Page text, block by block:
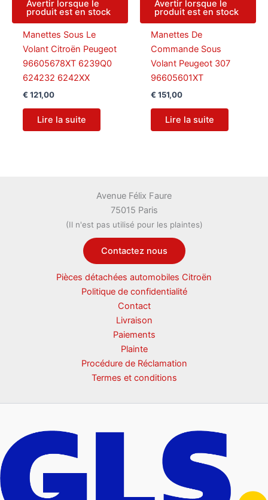
Avertir lorsque le
produit est en stock
Manettes Sous Le
Volant Citroën Peugeot
96605678XT 6239Q0
624232 6242XX
€ 121,00
Lire la suite
Avertir lorsque le
produit est en stock
Manettes De
Commande Sous
Volant Peugeot 307
96605601XT
€ 151,00
Lire la suite
Avenue Félix Faure
75015 Paris
(Il n'est pas utilisé pour les plaintes)
Contactez nous
Pièces détachées automobiles Citroën
Politique de confidentialité
Contact
Livraison
Paiements
Plainte
Procédure de Réclamation
Termes et conditions